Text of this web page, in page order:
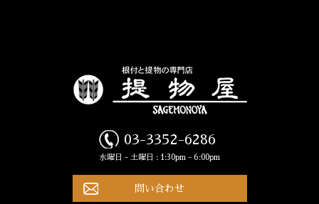
03-3352-6286
水曜日 - 土曜日 : 1:30pm - 6:00pm
問い合わせ